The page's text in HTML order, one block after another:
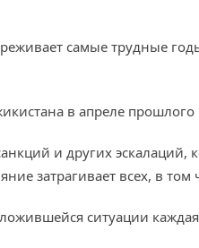
самые трудные
в апреле
и других
затрагивает всех, в том
ситуации